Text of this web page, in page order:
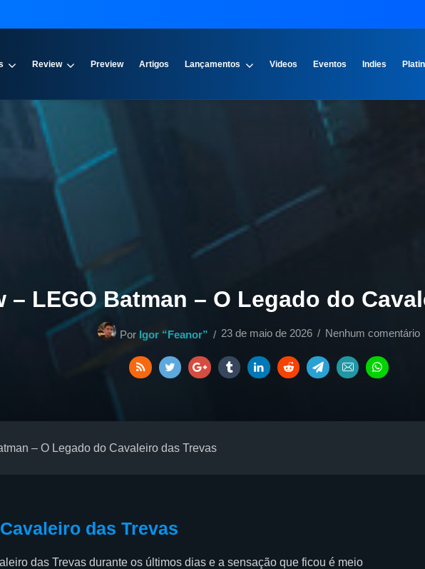
Review Preview Artigos Lançamentos Videos Eventos Indies
– LEGO Batman – O Legado do
Por Igor “Feanor” 23 de maio de 2026 Nenhum comentário
– O Legado do Cavaleiro das Trevas
das Trevas
das Trevas durante os últimos dias e a sensação que ficou é meio